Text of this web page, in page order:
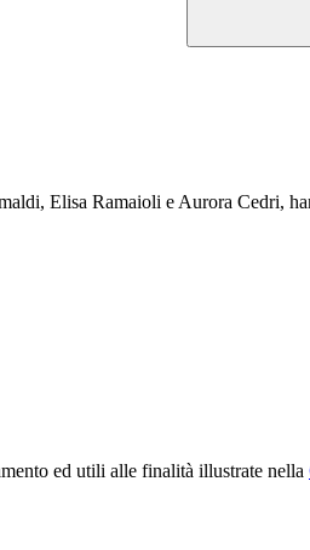
Elisa Ramaioli e Aurora Cedri,
ed utili alle finalità illustrate nella